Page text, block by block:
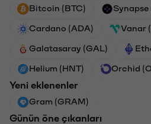
Bitcoin (BTC) Synapse
Cardano (ADA) Vanar
Galatasaray (GAL)
Helium (HNT) Orchid
Yeni eklenenler
Gram (GRAM)
Günün öne çıkanları